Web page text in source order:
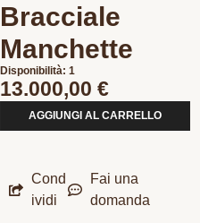
Bracciale
Manchette
Disponibilità: 1
13.000,00 €
AGGIUNGI AL CARRELLO
Cond
ividi
Fai una
domanda